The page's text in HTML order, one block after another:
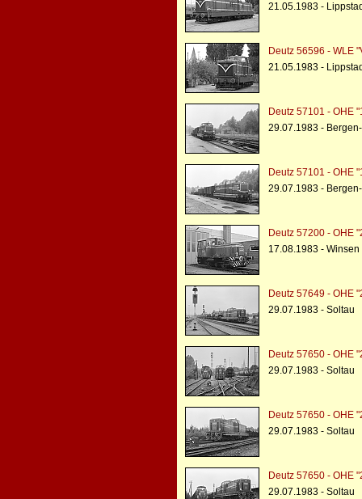
21.05.1983 -
Deutz 56596 - WLE
21.05.1983 -
Deutz 57101 - OHE
29.07.1983 -
Deutz 57101 - OHE
29.07.1983 -
Deutz 57200 - OHE
17.08.1983 -
Deutz 57649 - OHE
29.07.1983 - Soltau
Deutz 57650 - OHE
29.07.1983 - Soltau
Deutz 57650 - OHE
29.07.1983 - Soltau
Deutz 57650 - OHE
29.07.1983 - Soltau